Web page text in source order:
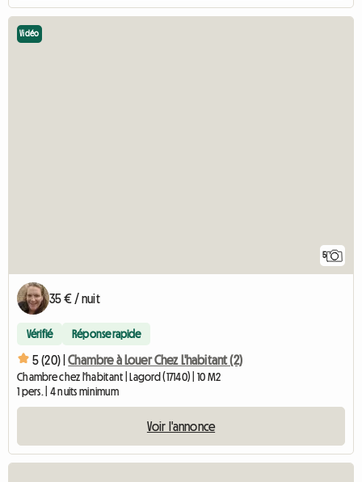
5
Vidéo
35 € / nuit
Vérifié Réponse rapide
5 (20) | Chambre à Louer Chez L'habitant (2)
Chambre chez l'habitant | Lagord (17140) | 10 M2
1 pers. | 4 nuits minimum
Voir l'annonce